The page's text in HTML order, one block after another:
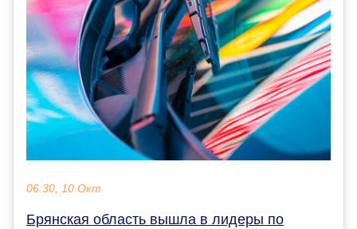
06:30, 10 Окт
Брянская область вышла в лидеры по